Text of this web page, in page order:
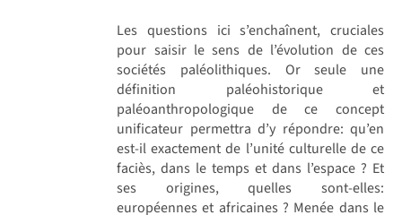
Les questions ici s’enchaînent, cruciales
pour saisir le sens de l’évolution de ces
sociétés paléolithiques. Or seule une
définition paléohistorique et
paléoanthropologique de ce concept
unificateur permettra d’y répondre: qu’en
est-il exactement de l’unité culturelle de ce
faciès, dans le temps et dans l’espace ? Et
ses origines, quelles sont-elles:
européennes et africaines ? Menée dans le